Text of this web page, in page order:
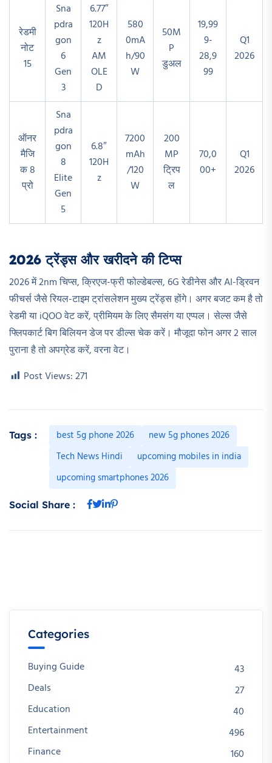
रेडमी
नोट
15
Sna
pdra
gon
6
Gen
3
6.77″
120H
z
AM
OLE
D
580
0mA
h/90
W
50M
P
डुअल
19,99
9-
28,9
99
Q1
2026
ऑनर
मैजि
क 8
प्रो
Sna
pdra
gon
8
Elite
Gen
5
6.8″
120H
z
7200
mAh
/120
W
200
MP
ट्रिप
ल
70,0
00+
Q1
2026
2026 ट्रेंड्स और खरीदने की टिप्स
2026 में 2nm चिप्स, क्रिएज-फ्री फोल्डेबल्स, 6G रेडीनेस और AI-ड्रिवन
फीचर्स जैसे रियल-टाइम ट्रांसलेशन मुख्य ट्रेंड्स होंगे। अगर बजट कम है तो
रेडमी या iQOO वेट करें, प्रीमियम के लिए सैमसंग या एप्पल। सेल्स जैसे
फ्लिपकार्ट बिग बिलियन डेज पर डील्स चेक करें। मौजूदा फोन अगर 2 साल
पुराना है तो अपग्रेड करें, वरना वेट।
Post Views:271
Tags : best 5g phone 2026
new 5g phones 2026
Tech News Hindi
upcoming mobiles in india
upcoming smartphones 2026
Social Share :
Categories
Buying Guide
43
Deals
27
Education
40
Entertainment
496
Finance
160